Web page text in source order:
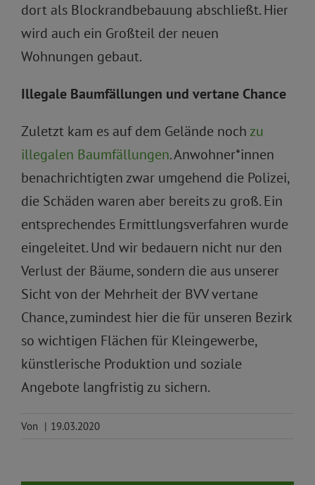
dort als Blockrandbebauung abschließt. Hier
wird auch ein Großteil der neuen
Wohnungen gebaut.
Illegale Baumfällungen und vertane Chance
Zuletzt kam es auf dem Gelände noch zu
illegalen Baumfällungen. Anwohner*innen
benachrichtigten zwar umgehend die Polizei,
die Schäden waren aber bereits zu groß. Ein
entsprechendes Ermittlungsverfahren wurde
eingeleitet. Und wir bedauern nicht nur den
Verlust der Bäume, sondern die aus unserer
Sicht von der Mehrheit der BVV vertane
Chance, zumindest hier die für unseren Bezirk
so wichtigen Flächen für Kleingewerbe,
künstlerische Produktion und soziale
Angebote langfristig zu sichern.
Von | 19.03.2020